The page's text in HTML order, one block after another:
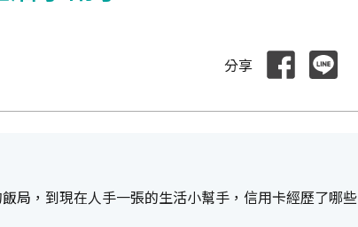
分享
局，到現在人手一張的生活小幫手，信用卡經歷了哪些